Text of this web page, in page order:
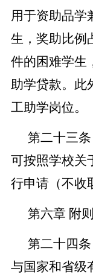
用于资助品学
生，奖助比例
件的困难学生
助学贷款。此
工助学岗位。
第二十三条
可按照学校关
行申请（不收
第六章 附则
第二十四条
与国家和省级